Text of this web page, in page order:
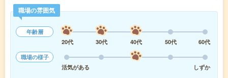
職場の雰囲気
年齢層
20代
30代 40代 50代
60代
職場の様子
活気がある
しずか